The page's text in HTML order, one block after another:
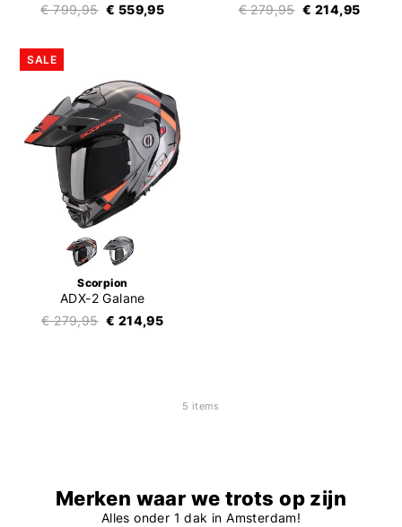
€ 799,95 € 559,95
€ 279,95 € 214,95
SALE
Scorpion
ADX-2 Galane
€ 279,95 € 214,95
5 items
Merken waar we trots op zijn
Alles onder 1 dak in Amsterdam!